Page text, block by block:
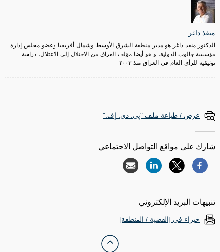
منقذ داغر
الدكتور منقذ داغر هو مدير منطقة الشرق الأوسط وشمال أفريقيا وعضو مجلس إدارة
مؤسسة جالوب الدولية. و هو أيضا مؤلف العراق من الاحتلال إلى الاعتلال: دراسة
توثيقية للرأي العام في العراق منذ ٢٠٠٣.
عرض / طباعة ملف "پي. دي. إف."
شارك على مواقع التواصل الاجتماعي
تنبيهات البريد الإلكتروني
خبراء في [القضية / المنطقة]